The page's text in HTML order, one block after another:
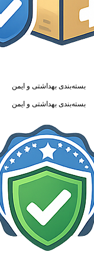
بسته‌بندی بهداشتی و ایمن
بسته‌بندی بهداشتی و ایمن